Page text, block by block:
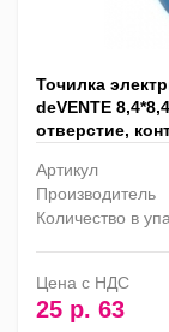
Точилка
deVENTE
отверстие,
Артикул
Производитель
Количество в
Цена с НДС
25 р. 63